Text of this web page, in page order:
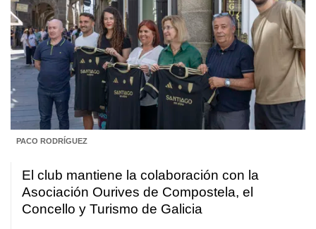
PACO RODRÍGUEZ
El club mantiene la colaboración con la
Asociación Ourives de Compostela, el
Concello y Turismo de Galicia